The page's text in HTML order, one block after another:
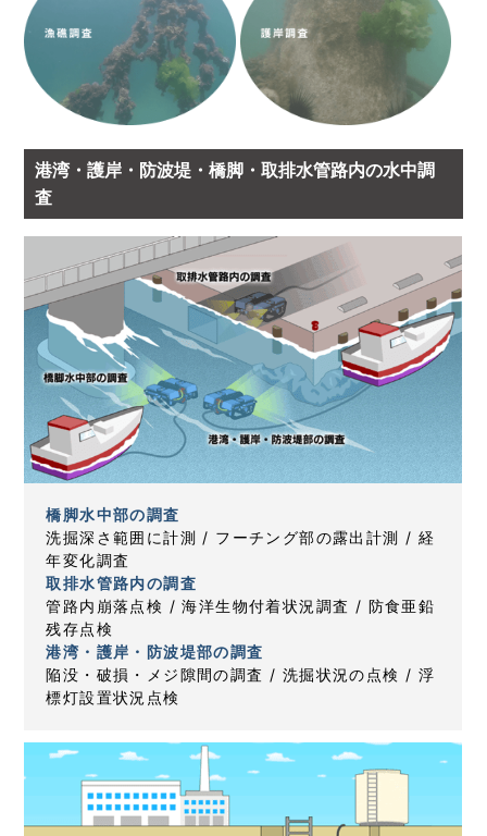
港湾・護岸・防波堤・橋脚・取排水管路内の水中調
査
橋脚水中部の調査
洗掘深さ範囲に計測 / フーチング部の露出計測 / 経
年変化調査
取排水管路内の調査
管路内崩落点検 / 海洋生物付着状況調査 / 防食亜鉛
残存点検
港湾・護岸・防波堤部の調査
陥没・破損・メジ隙間の調査 / 洗掘状況の点検 / 浮
標灯設置状況点検